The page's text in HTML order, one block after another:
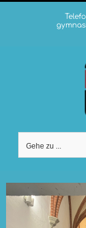
Gehe zu ...